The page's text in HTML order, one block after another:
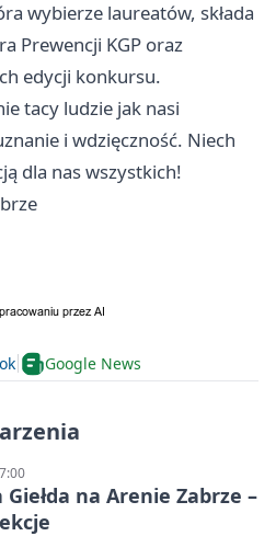
wybierze laureatów, składa
Prewencji KGP oraz
edycji konkursu.
tacy ludzie jak nasi
i wdzięczność. Niech
dla nas wszystkich!
Google News
na Arenie Zabrze –